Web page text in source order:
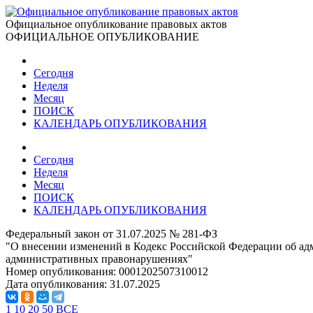
Официальное опубликование правовых актов
ОФИЦИАЛЬНОЕ ОПУБЛИКОВАНИЕ
Сегодня
Неделя
Месяц
ПОИСК
КАЛЕНДАРЬ ОПУБЛИКОВАНИЯ
Сегодня
Неделя
Месяц
ПОИСК
КАЛЕНДАРЬ ОПУБЛИКОВАНИЯ
Федеральный закон от 31.07.2025 № 281-ФЗ
"О внесении изменений в Кодекс Российской Федерации об
административных правонарушениях"
Номер опубликования: 0001202507310012
Дата опубликования: 31.07.2025
1 10 20 50 ВСЕ